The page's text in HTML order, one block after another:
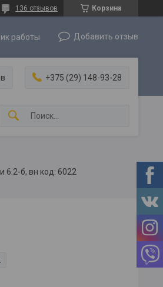
Корзина
136 отзывов
работы Добавить отзыв
+375 (29) 148-93-28
6.2-б, вн код: 6022